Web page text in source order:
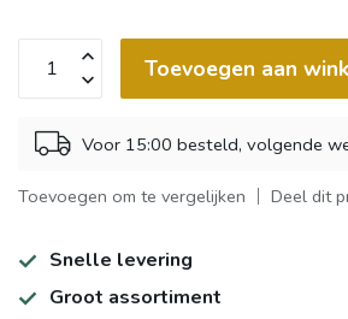
Toevoegen aan
Voor 15:00 besteld, volgende
Toevoegen om te vergelijken Deel dit
Snelle levering
Groot assortiment